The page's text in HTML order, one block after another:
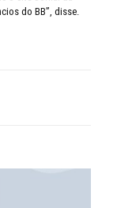
do BB”, disse.